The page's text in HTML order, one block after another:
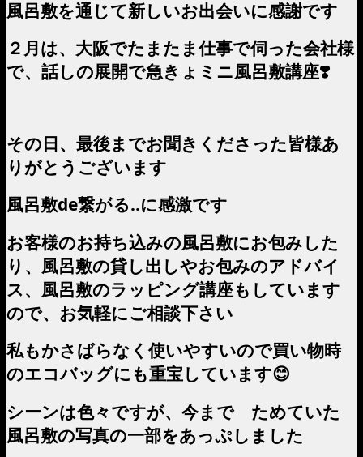
風呂敷を通じて新しいお出会いに感謝です
２月は、大阪でたまたま仕事で伺った会社様
で、話しの展開で急きょミニ風呂敷講座❣️
その日、最後までお聞きくださった皆様あ
りがとうございます
風呂敷de繋がる‥に感激です
お客様のお持ち込みの風呂敷にお包みした
り、風呂敷の貸し出しやお包みのアドバイ
ス、風呂敷のラッピング講座もしています
ので、お気軽にご相談下さい
私もかさばらなく使いやすいので買い物時
のエコバッグにも重宝しています😊
シーンは色々ですが、今まで ためていた
風呂敷の写真の一部をあっぷしました